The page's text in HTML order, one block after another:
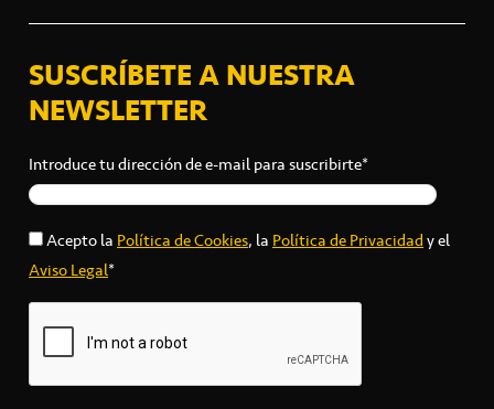
SUSCRÍBETE A NUESTRA
NEWSLETTER
Introduce tu dirección de e-mail para suscribirte*
Acepto laPolítica de Cookies, laPolítica de Privacidady el
Aviso Legal*